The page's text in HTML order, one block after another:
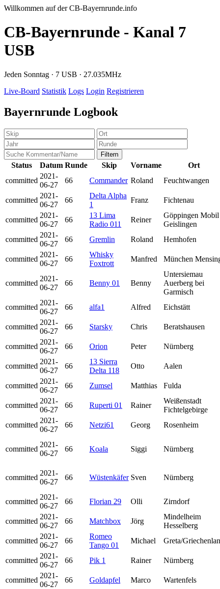
Willkommen auf der CB-Bayernrunde.info
CB-Bayernrunde - Kanal 7
USB
Jeden Sonntag · 7 USB · 27.035MHz
Live-Board Statistik Logs Login Registrieren
Bayernrunde Logbook
Filtern
Status Datum Runde Skip Vorname
Ort
committed
2021-
06-27
66 Commander Roland Feuchtwangen
committed
2021-
06-27
66
Delta Alpha
1
Franz Fichtenau
committed
2021-
06-27
66
13 Lima
Radio 011
Reiner
Göppingen Mobil
Geislingen
committed
2021-
06-27
66 Gremlin Roland Hemhofen
committed
2021-
06-27
66
Whisky
Foxtrott
Manfred München
committed
2021-
06-27
66 Benny 01 Benny
Untersiemau
Auerberg bei
Garmisch
committed
2021-
06-27
66 alfa1 Alfred Eichstätt
committed
2021-
06-27
66 Starsky Chris Beratshausen
committed
2021-
06-27
66 Orion Peter Nürnberg
committed
2021-
06-27
66
13 Sierra
Delta 118
Otto Aalen
committed
2021-
06-27
66 Zumsel Matthias Fulda
committed
2021-
06-27
66 Ruperti 01 Rainer
Weißenstadt
Fichtelgebirge
committed
2021-
06-27
66 Netzi61 Georg Rosenheim
committed
2021-
06-27
66 Koala Siggi Nürnberg
committed
2021-
06-27
66 Wüstenkäfer Sven Nürnberg
committed
2021-
06-27
66 Florian 29 Olli Zirndorf
committed
2021-
06-27
66 Matchbox Jörg
Mindelheim
Hesselberg
committed
2021-
06-27
66
Romeo
Tango 01
Michael Greta/
committed
2021-
06-27
66 Pik 1 Rainer Nürnberg
committed
2021-
06-27
66 Goldapfel Marco Wartenfels